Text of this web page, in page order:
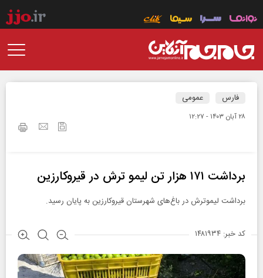
فارس عمومی
۲۸ آبان ۱۴۰۳ - ۱۲:۲۷
برداشت ۱۷۱ هزار تن لیمو ترش در قیروکارزین
برداشت لیموترش در باغ‌های شهرستان قیروکارزین به پایان رسید.
کد خبر: ۱۴۸۱۹۳۴